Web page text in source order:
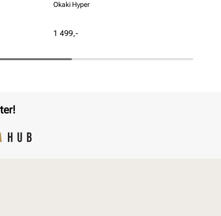
Okaki Hyper
Pris
1 499,-